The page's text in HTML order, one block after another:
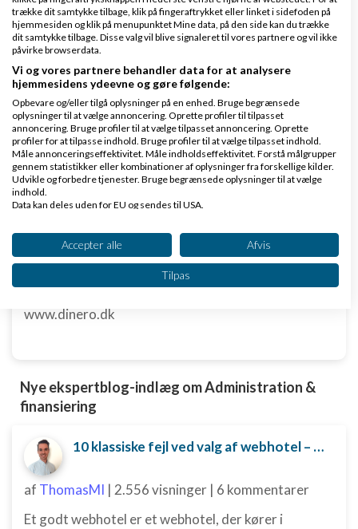
Klar lønnen med Danløn
Lav løn på et øjeblik–nemt, sikkert
og billigt. Opret gratis konto.
www.danlon.dk/
Køb en virksomhed
Køb en virksomhed med
kunder og omsætning hos Saxis
www.saxis.dk
Dinero Regnskabsprogram
Opret nemt og hurtigt fakturaer
www.dinero.dk
Nye ekspertblog-indlæg om Administration &
finansiering
10 klassiske fejl ved valg af webhotel – og hvordan du undgår dem
af ThomasMI | 2.556 visninger | 6 kommentarer
Et godt webhotel er et webhotel, der kører i
trække dit samtykke tilbage, klik på fingeraftrykket eller linket i sidefoden på
hjemmesiden og klik på menupunktet Mine data, på den side kan du trække
dit samtykke tilbage. Disse valg vil blive signaleret til vores partnere og vil ikke
påvirke browserdata.
Vi og vores partnere behandler data for at analysere
hjemmesidens ydeevne og gøre følgende:
Opbevare og/eller tilgå oplysninger på en enhed. Bruge begrænsede
oplysninger til at vælge annoncering. Oprette profiler til tilpasset
annoncering. Bruge profiler til at vælge tilpasset annoncering. Oprette
profiler for at tilpasse indhold. Bruge profiler til at vælge tilpasset indhold.
Måle annonceringseffektivitet. Måle indholdseffektivitet. Forstå målgrupper
gennem statistikker eller kombinationer af oplysninger fra forskellige kilder.
Udvikle og forbedre tjenester. Bruge begrænsede oplysninger til at vælge
indhold.
Data kan deles uden for EU og sendes til USA.
Se partnerliste (2 IAB-leverandører)
Vi bruger dine data til følgende formål:
IAB's behandlingsformål:
Opbevare og/eller tilgå oplysninger på en
enhed
Oprette profiler til tilpasset annoncering
annoncering
Oprette profiler for at tilpasse indhold
Bruge profiler til at vælge tilpasset indhold
Accepter alle Afvis
Tilpas